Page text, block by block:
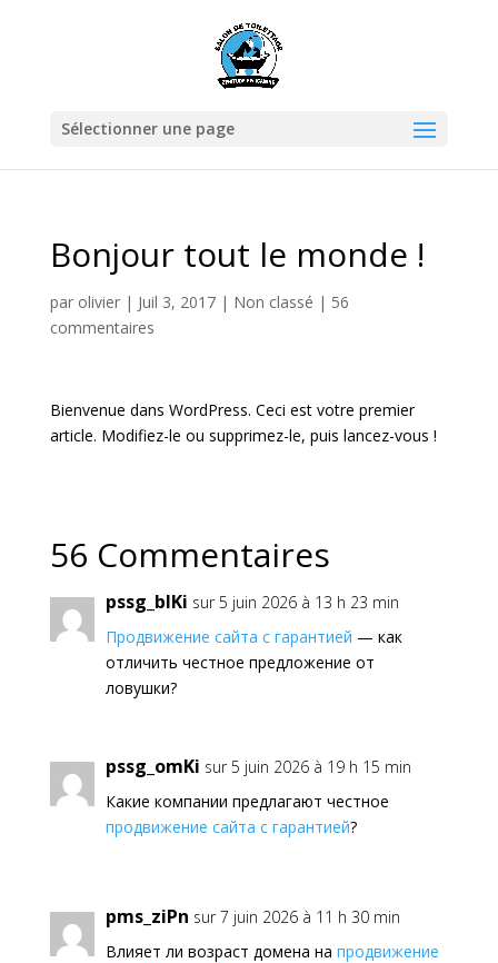
Sélectionner une page
Bonjour tout le monde !
par olivier| Juil 3, 2017| Non classé | 56
commentaires
Bienvenue dans WordPress. Ceci est votre premier
article. Modifiez-le ou supprimez-le, puis lancez-vous !
56 Commentaires
pssg_blKi sur 5 juin 2026 à 13 h 23 min
Продвижение сайта с гарантией — как
отличить честное предложение от
ловушки?
pssg_omKi sur 5 juin 2026 à 19 h 15 min
Какие компании предлагают честное
продвижение сайта с гарантией?
pms_ziPn sur 7 juin 2026 à 11 h 30 min
Влияет ли возраст домена на продвижение